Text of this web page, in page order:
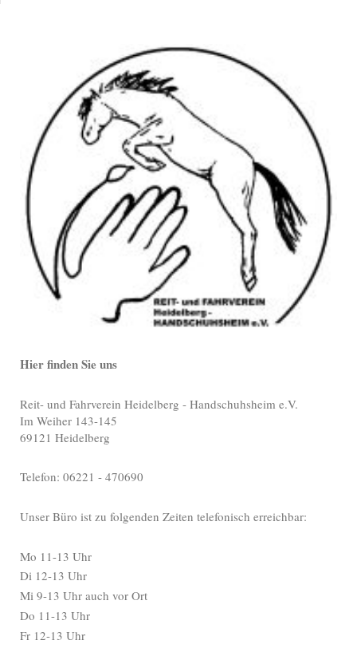
Hier finden Sie uns
Reit- und Fahrverein Heidelberg - Handschuhsheim e.V.
Im Weiher 143-145
69121 Heidelberg
Telefon: 06221 - 470690
Unser Büro ist zu folgenden Zeiten telefonisch erreichbar:
Mo 11-13 Uhr
Di 12-13 Uhr
Mi 9-13 Uhr auch vor Ort
Do 11-13 Uhr
Fr 12-13 Uhr